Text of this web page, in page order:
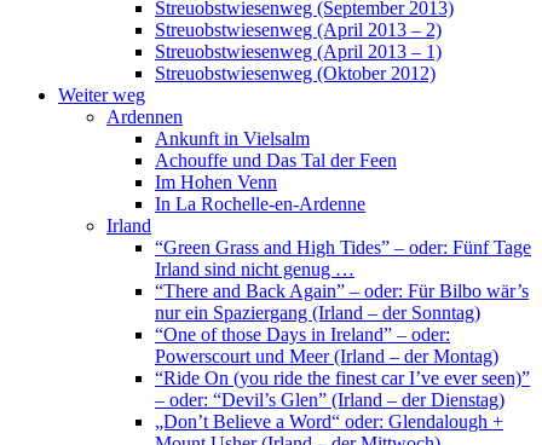
Streuobstwiesenweg (September 2013)
Streuobstwiesenweg (April 2013 – 2)
Streuobstwiesenweg (April 2013 – 1)
Streuobstwiesenweg (Oktober 2012)
Weiter weg
Ardennen
Ankunft in Vielsalm
Achouffe und Das Tal der Feen
Im Hohen Venn
In La Rochelle-en-Ardenne
Irland
“Green Grass and High Tides” – oder: Fünf Tage
Irland sind nicht genug …
“There and Back Again” – oder: Für Bilbo wär’s
nur ein Spaziergang (Irland – der Sonntag)
“One of those Days in Ireland” – oder:
Powerscourt und Meer (Irland – der Montag)
“Ride On (you ride the finest car I’ve ever seen)”
– oder: “Devil’s Glen” (Irland – der Dienstag)
„Don’t Believe a Word“ oder: Glendalough +